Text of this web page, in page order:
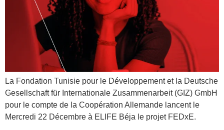
La Fondation Tunisie pour le Développement et la Deutsche
Gesellschaft für Internationale Zusammenarbeit (GIZ) GmbH
pour le compte de la Coopération Allemande lancent le
Mercredi 22 Décembre à ELIFE Béja le projet FEDxE.